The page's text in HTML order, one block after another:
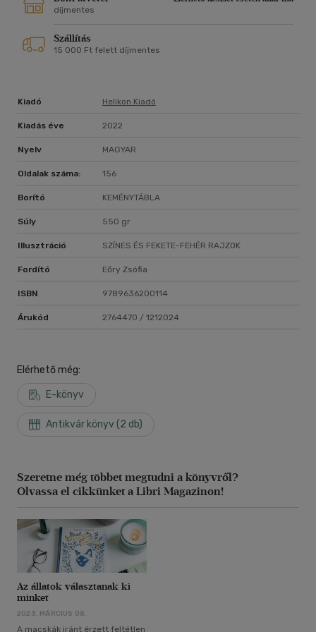
miért ihlettek meg annyi művészt az ókori Egyiptomtól
macskatartásról, és azt is megtudhatjuk, miként dolgozható
fel szeretett állatunk elvesztése.
díjmentes
Szállítás
15 000 Ft felett díjmentes
Kiadó Helikon Kiadó
Kiadás éve 2022
Nyelv MAGYAR
Oldalak száma: 156
Borító KEMÉNYTÁBLA
Súly 550 gr
Illusztráció SZÍNES ÉS FEKETE-FEHÉR RAJZOK
Fordító Eőry Zsófia
ISBN 9789636200114
Árukód 2764470 / 1212024
Elérhető még:
E-könyv
Antikvár könyv (2 db)
Szeretne még többet megtudni a könyvről?
Olvassa el cikkünket a Libri Magazinon!
Az állatok választanak ki
minket
2023. MÁRCIUS 08.
A macskák iránt érzett feltétlen